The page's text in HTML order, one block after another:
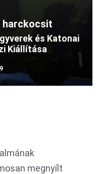
harckocsit
és Katonai
Kiállítása
megnyílt